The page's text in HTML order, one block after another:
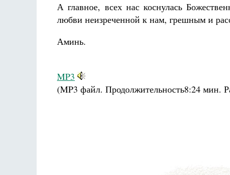
А главное, всех нас коснулась
любви неизреченной к нам, грешным и
Аминь.
MP3
(MP3 файл. Продолжительность8:24 мин.